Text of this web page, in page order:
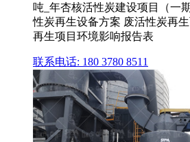
吨_年杏核活性炭建设项目（一
性炭再生设备方案 废活性炭再
再生项目环境影响报告表
联系电话: 180 3780 8511